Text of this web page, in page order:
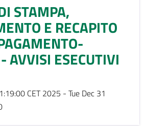
STAMPA,
E RECAPITO
AVVISI ESECUTIVI
CET 2025 - Tue Dec 31